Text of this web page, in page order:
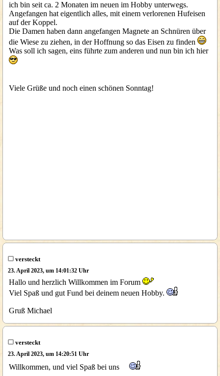
ich bin seit ca. 2 Monaten im neuen im Hobby unterwegs.
Angefangen hat eigentlich alles, mit einem verlorenen Hufeisen
auf der Koppel.
Die Damen haben dann angefangen Magnete an Schnüren über
die Wiese zu ziehen, in der Hoffnung so das Eisen zu finden
Was soll ich sagen, eins führte zum anderen und nun bin ich hier
Viele Grüße und noch einen schönen Sonntag!
versteckt
23. April 2023, um 14:01:32 Uhr
Hallo und herzlich Willkommen im Forum
Viel Spaß und gut Fund bei deinem neuen Hobby.
Gruß Michael
versteckt
23. April 2023, um 14:20:51 Uhr
Willkommen, und viel Spaß bei uns